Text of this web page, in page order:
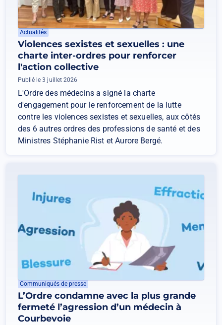
Actualités
Violences sexistes et sexuelles : une
charte inter-ordres pour renforcer
l'action collective
Publié le 3 juillet 2026
L'Ordre des médecins a signé la charte
d'engagement pour le renforcement de la lutte
contre les violences sexistes et sexuelles, aux côtés
des 6 autres ordres des professions de santé et des
Ministres Stéphanie Rist et Aurore Bergé.
Communiqués de presse
L’Ordre condamne avec la plus grande
fermeté l’agression d’un médecin à
Courbevoie